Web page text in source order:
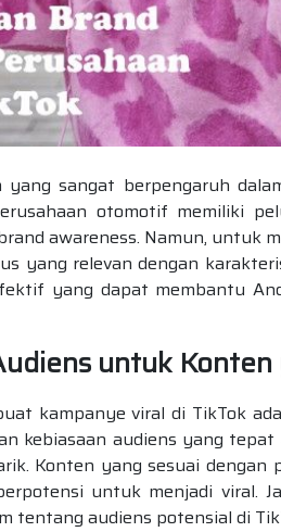
sangat berpengaruh
otomotif memiliki
awareness. Namun, untuk
yang relevan dengan
yang dapat membantu
untuk
kampanye viral di TikTok
kebiasaan audiens yang
Konten yang sesuai
untuk menjadi viral.
tentang audiens potensial di